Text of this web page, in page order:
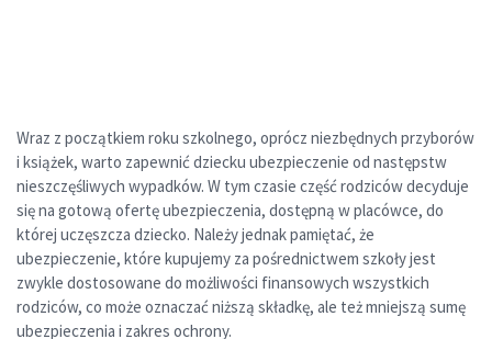
Wraz z początkiem roku szkolnego, oprócz niezbędnych przyborów
i książek, warto zapewnić dziecku ubezpieczenie od następstw
nieszczęśliwych wypadków. W tym czasie część rodziców decyduje
się na gotową ofertę ubezpieczenia, dostępną w placówce, do
której uczęszcza dziecko. Należy jednak pamiętać, że
ubezpieczenie, które kupujemy za pośrednictwem szkoły jest
zwykle dostosowane do możliwości finansowych wszystkich
rodziców, co może oznaczać niższą składkę, ale też mniejszą sumę
ubezpieczenia i zakres ochrony.